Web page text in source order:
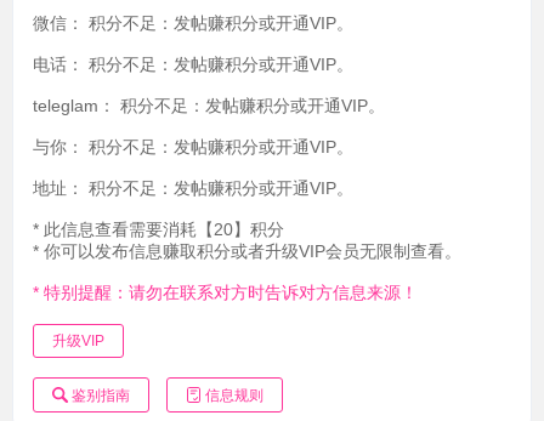
微信： 积分不足：发帖赚积分或开通VIP。
电话： 积分不足：发帖赚积分或开通VIP。
teleglam： 积分不足：发帖赚积分或开通VIP。
与你： 积分不足：发帖赚积分或开通VIP。
地址： 积分不足：发帖赚积分或开通VIP。
* 此信息查看需要消耗【20】积分
* 你可以发布信息赚取积分或者升级VIP会员无限制查看。
* 特别提醒：请勿在联系对方时告诉对方信息来源！
升级VIP
鉴别指南 信息规则